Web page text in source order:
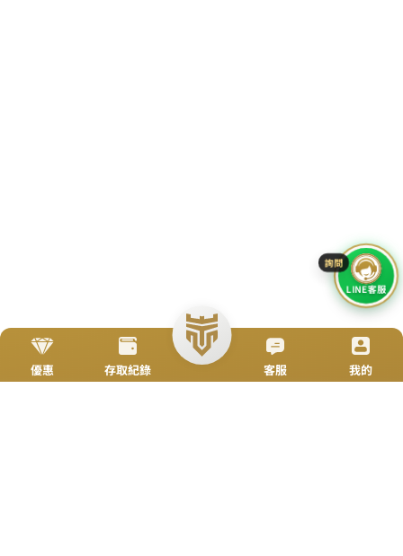
立即來電 加入好友